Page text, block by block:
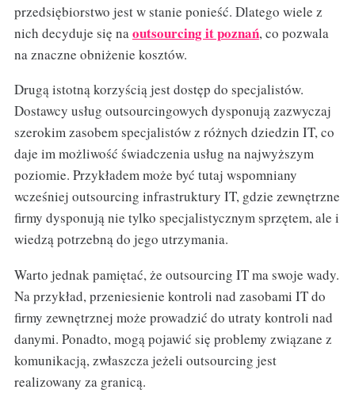
przedsiębiorstwo jest w stanie ponieść. Dlatego wiele z
nich decyduje się na outsourcing it poznań, co pozwala
na znaczne obniżenie kosztów.
Drugą istotną korzyścią jest dostęp do specjalistów.
Dostawcy usług outsourcingowych dysponują zazwyczaj
szerokim zasobem specjalistów z różnych dziedzin IT, co
daje im możliwość świadczenia usług na najwyższym
poziomie. Przykładem może być tutaj wspomniany
wcześniej outsourcing infrastruktury IT, gdzie zewnętrzne
firmy dysponują nie tylko specjalistycznym sprzętem, ale i
wiedzą potrzebną do jego utrzymania.
Warto jednak pamiętać, że outsourcing IT ma swoje wady.
Na przykład, przeniesienie kontroli nad zasobami IT do
firmy zewnętrznej może prowadzić do utraty kontroli nad
danymi. Ponadto, mogą pojawić się problemy związane z
komunikacją, zwłaszcza jeżeli outsourcing jest
realizowany za granicą.